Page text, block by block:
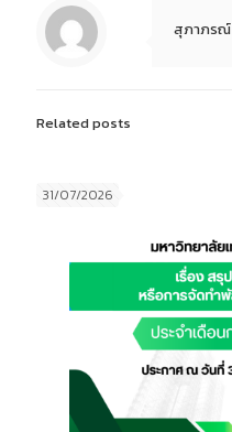
สุภาภร
Related posts
31/07/2026